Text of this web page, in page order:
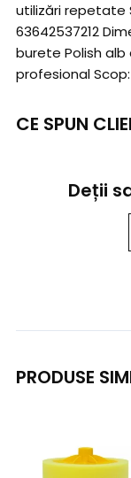
utilizări repetate
63642537212
burete Polish alb
profesional
CE SPUN
Deții
PRODUSE